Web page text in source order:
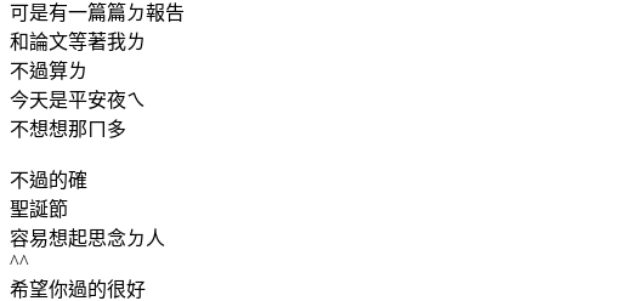
可是有一篇篇ㄉ報告
和論文等著我ㄌ
不過算ㄌ
今天是平安夜ㄟ
不想想那ㄇ多
不過的確
聖誕節
容易想起思念ㄉ人
^^
希望你過的很好